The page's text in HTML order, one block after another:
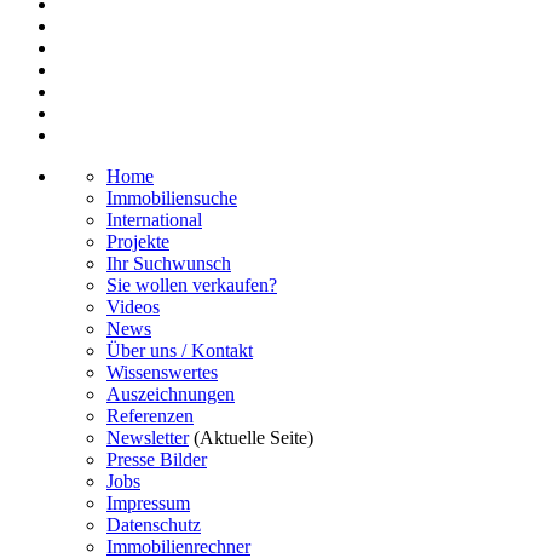
Home
Immobiliensuche
International
Projekte
Ihr Suchwunsch
Sie wollen verkaufen?
Videos
News
Über uns / Kontakt
Wissenswertes
Auszeichnungen
Referenzen
Newsletter (Aktuelle Seite)
Presse Bilder
Jobs
Impressum
Datenschutz
Immobilienrechner